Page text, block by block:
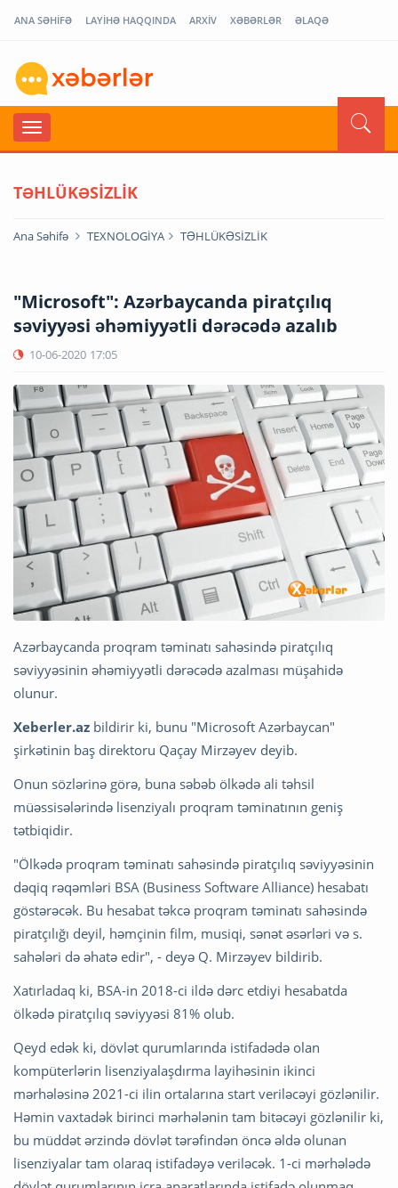
ANA SƏHİFƏ LAYİHƏ HAQQINDA ARXİV XƏBƏRLƏR ƏLAQƏ
TƏHLÜKƏSİZLİK
Ana Səhifə TEXNOLOGİYA TƏHLÜKƏSİZLİK
"Microsoft": Azərbaycanda piratçılıq
səviyyəsi əhəmiyyətli dərəcədə azalıb
10-06-2020 17:05
Azərbaycanda proqram təminatı sahəsində piratçılıq
səviyyəsinin əhəmiyyətli dərəcədə azalması müşahidə
olunur.
Xeberler.az bildirir ki, bunu "Microsoft Azərbaycan"
şirkətinin baş direktoru Qaçay Mirzəyev deyib.
Onun sözlərinə görə, buna səbəb ölkədə ali təhsil
müəssisələrində lisenziyalı proqram təminatının geniş
tətbiqidir.
"Ölkədə proqram təminatı sahəsində piratçılıq səviyyəsinin
dəqiq rəqəmləri BSA (Business Software Alliance) hesabatı
göstərəcək. Bu hesabat təkcə proqram təminatı sahəsində
piratçılığı deyil, həmçinin film, musiqi, sənət əsərləri və s.
sahələri də əhatə edir", - deyə Q. Mirzəyev bildirib.
Xatırladaq ki, BSA-in 2018-ci ildə dərc etdiyi hesabatda
ölkədə piratçılıq səviyyəsi 81% olub.
Qeyd edək ki, dövlət qurumlarında istifadədə olan
kompüterlərin lisenziyalaşdırma layihəsinin ikinci
mərhələsinə 2021-ci ilin ortalarına start veriləcəyi gözlənilir.
Həmin vaxtadək birinci mərhələnin tam bitəcəyi gözlənilir ki,
bu müddət ərzində dövlət tərəfindən öncə əldə olunan
lisenziyalar tam olaraq istifadəyə veriləcək. 1-ci mərhələdə